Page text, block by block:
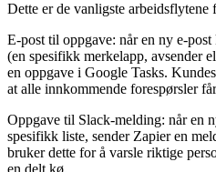
Dette er de vanligste arbeidsflytene
E-post til oppgave: når en ny e-
(en spesifikk merkelapp, avsender
en oppgave i Google Tasks.
at alle innkommende forespørsler
Oppgave til Slack-melding: når en
spesifikk liste, sender Zapier en
bruker dette for å varsle riktige
en delt kø.